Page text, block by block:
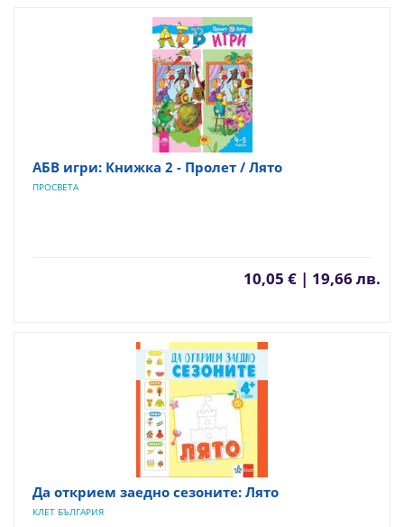
АБВ игри: Книжка 2 - Пролет / Лято
ПРОСВЕТА
10,05 € | 19,66 лв.
Да открием заедно сезоните: Лято
КЛЕТ БЪЛГАРИЯ